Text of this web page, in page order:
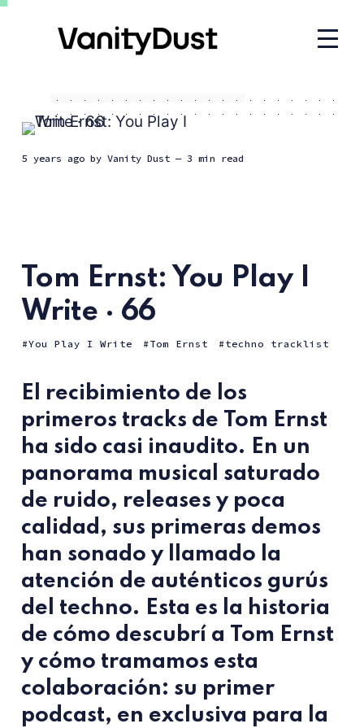
5 years agoby Vanity Dust — 3 min read
Tom Ernst: You Play I
Write · 66
You Play I Write Tom Ernst techno tracklist
El recibimiento de los
primeros tracks de Tom Ernst
ha sido casi inaudito. En un
panorama musical saturado
de ruido, releases y poca
calidad, sus primeras demos
han sonado y llamado la
atención de auténticos gurús
del techno. Esta es la historia
de cómo descubrí a Tom Ernst
y cómo tramamos esta
colaboración: su primer
podcast, en exclusiva para la